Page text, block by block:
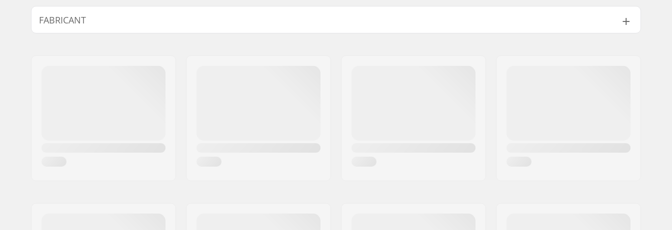
Trouvez des produits compatibles avec Marker Kingpin Et Alpinist Ski Fermetures Crampons:
FABRICANT